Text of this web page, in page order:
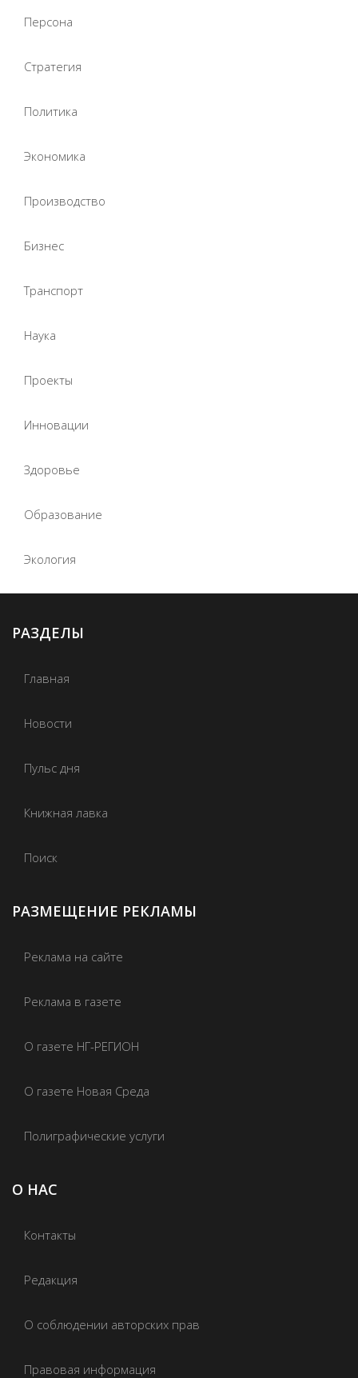
Персона
Стратегия
Политика
Экономика
Производство
Бизнес
Транспорт
Наука
Проекты
Инновации
Здоровье
Образование
Экология
РАЗДЕЛЫ
Главная
Новости
Пульс дня
Книжная лавка
Поиск
РАЗМЕЩЕНИЕ РЕКЛАМЫ
Реклама на сайте
Реклама в газете
О газете НГ-РЕГИОН
О газете Новая Среда
Полиграфические услуги
О НАС
Контакты
Редакция
О соблюдении авторских прав
Правовая информация